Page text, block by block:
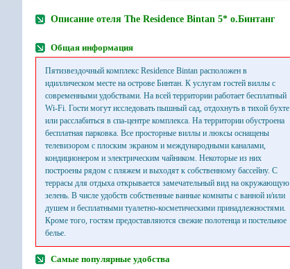
Описание отеля The Residence Bintan 5* о.Бинтанг
Общая информация
Пятизвездочный комплекс Residence Bintan расположен в
идиллическом месте на острове Бинтан. К услугам гостей виллы с
современными удобствами. На всей территории работает бесплатный
Wi-Fi. Гости могут исследовать пышный сад, отдохнуть в тихой бухте
или расслабиться в спа-центре комплекса. На территории обустроена
бесплатная парковка. Все просторные виллы и люксы оснащены
телевизором с плоским экраном и международными каналами,
кондиционером и электрическим чайником. Некоторые из них
построены рядом с пляжем и выходят к собственному бассейну. С
террасы для отдыха открывается замечательный вид на окружающую
зелень. В числе удобств собственные ванные комнаты с ванной и/или
душем и бесплатными туалетно-косметическими принадлежностями.
Кроме того, гостям предоставляются свежие полотенца и постельное
белье.
Самые популярные удобства